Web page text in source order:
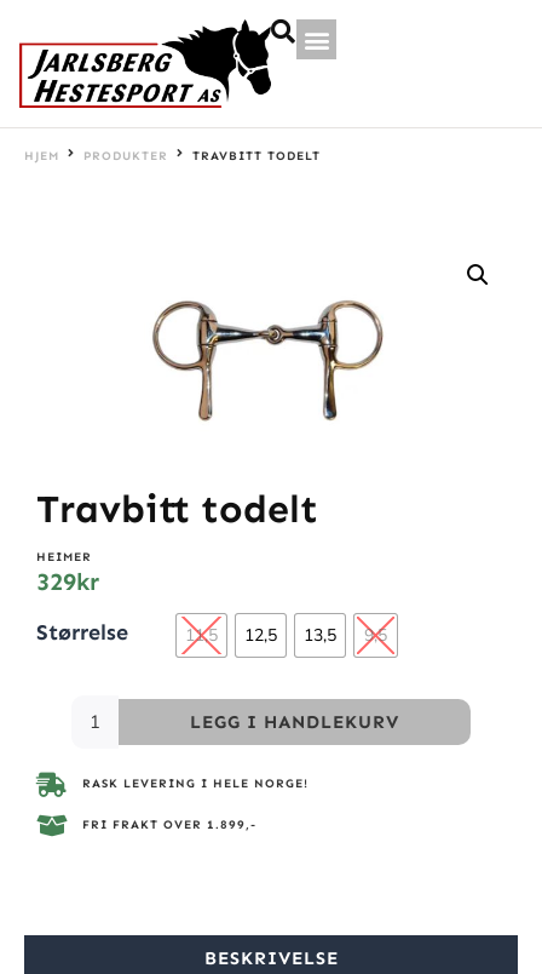
HJEM PRODUKTER TRAVBITT TODELT
Travbitt todelt
HEIMER
329kr
Størrelse 11,5 12,5 13,5 9,5
LEGG I HANDLEKURV
RASK LEVERING I HELE NORGE!
FRI FRAKT OVER 1.899,-
BESKRIVELSE